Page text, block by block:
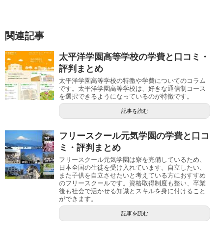
関連記事
太平洋学園高等学校の学費と口コミ・
評判まとめ
太平洋学園高等学校の特徴や学費についてのコラム
です。太平洋学園高等学校は、好きな通信制コース
を選択できるようになっているのが特徴です。
記事を読む
フリースクール元気学園の学費と口コ
ミ・評判まとめ
フリースクール元気学園は寮を完備しているため、
日本全国の生徒を受け入れています。自立したい、
また子供を自立させたいと考えている方におすすめ
のフリースクールです。資格取得制度も整い、卒業
後も社会で活かせる知識とスキルを身に付けること
ができます。
記事を読む